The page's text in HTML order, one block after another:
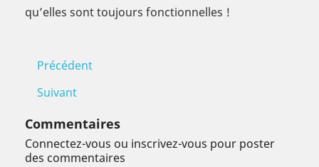
qu’elles sont toujours fonctionnelles !
Précédent
Suivant
Commentaires
Connectez-vous ou inscrivez-vous pour poster
des commentaires